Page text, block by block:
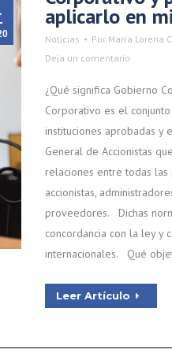
aplicarlo en
Noticias Por María Lorena
Deja un comentario
¿Qué significa Gobierno
Corporativo es el
instituciones aprobadas y
General de Accionistas
relaciones entre todas las
accionistas,
proveedores. Dichas
concordancia con la ley y
internacionales. Qué
Leer Artículo